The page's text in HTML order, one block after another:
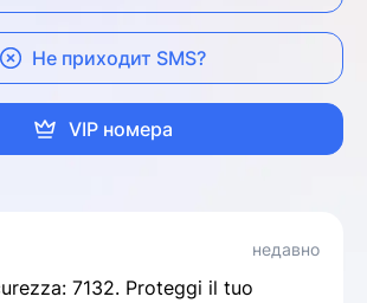
Не приходит SMS?
VIP номера
недавно
7132. Proteggi il tuo